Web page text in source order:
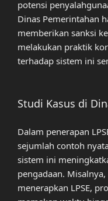
potensi
Dinas Pemerintahan
memberikan sanksi
melakukan praktik
terhadap sistem ini
Studi Kasus di
Dalam penerapan
sejumlah contoh
sistem ini
pengadaan.
menerapkan LPSE,